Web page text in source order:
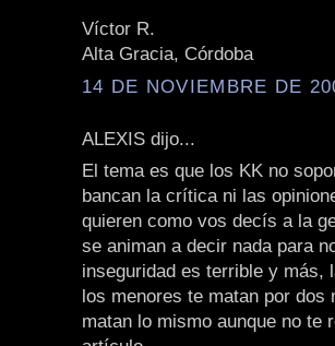
Víctor R.
Alta Gracia, Córdoba
14 DE NOVIEMBRE DE
ALEXIS dijo...
El tema es que los KK no
bancan la crítica ni las
quieren como vos decís a la
se animan a decir nada para
inseguridad es terrible y más,
los menores te matan por
matan lo mismo aunque no te